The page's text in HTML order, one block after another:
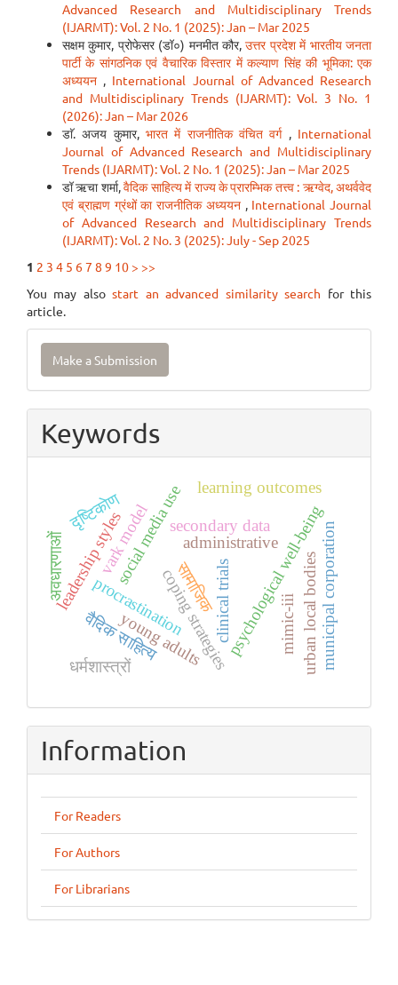
Advanced Research and Multidisciplinary Trends
(IJARMT): Vol. 2 No. 1 (2025): Jan – Mar 2025
सक्षम कुमार, प्रोफेसर (डॉ०) मनमीत कौर,उत्तर प्रदेश में भारतीय जनता
पार्टी के सांगठनिक एवं वैचारिक विस्तार में कल्याण सिंह की भूमिका: एक
अध्ययन , International Journal of Advanced Research
and Multidisciplinary Trends (IJARMT): Vol. 3 No. 1
(2026): Jan – Mar 2026
डाॅ. अजय कुमार, भारत में राजनीतिक वंचित वर्ग , International
Journal of Advanced Research and Multidisciplinary
Trends (IJARMT): Vol. 2 No. 1 (2025): Jan – Mar 2025
डॉ ऋचा शर्मा,वैदिक साहित्य में राज्य के प्रारम्भिक तत्त्व : ऋग्वेद, अथर्ववेद
एवं ब्राह्मण ग्रंथों का राजनीतिक अध्ययन , International Journal
of Advanced Research and Multidisciplinary Trends
(IJARMT): Vol. 2 No. 3 (2025): July - Sep 2025
1 2 3 4 5 67 8 9 10 > >>
You may alsostart an advanced similarity search for this
article.
Make
Submission
Make a Submission
Keywords
procrastination
social media use
coping strategiespsychological well-being
young adults
secondary data
urban local bodiesmunicipal corporation
administrative
leadership styles clinical trials mimic-iii
अवधारणाओं
वैदिक साहित्य
सामाजिक
धर्मशास्त्रों
दृष्टिकोण
learning outcomes
vark model
Information
For Readers
For Authors
For Librarians